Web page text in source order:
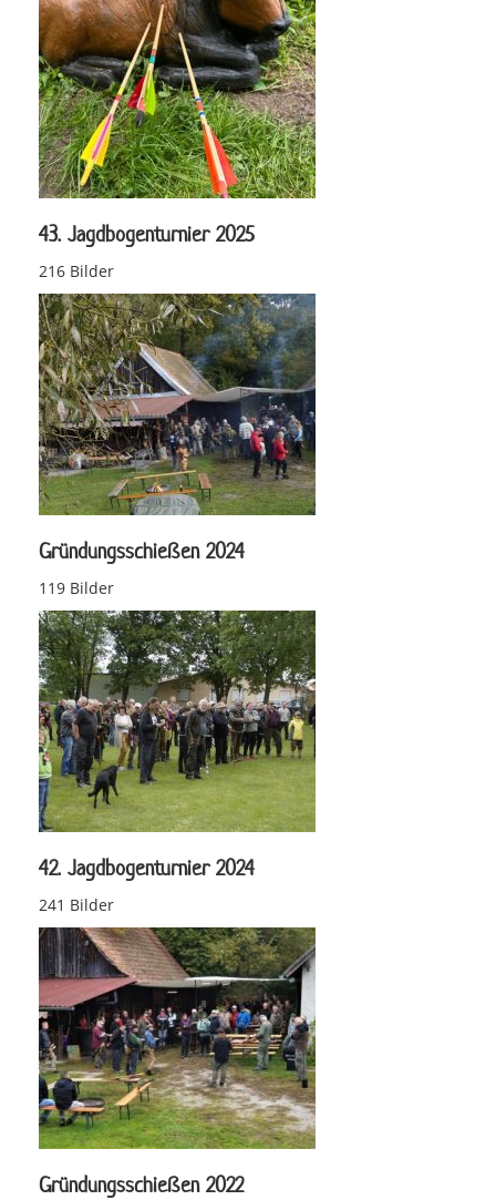
43. Jagdbogenturnier 2025
216 Bilder
Gründungsschießen 2024
119 Bilder
42. Jagdbogenturnier 2024
241 Bilder
Gründungsschießen 2022